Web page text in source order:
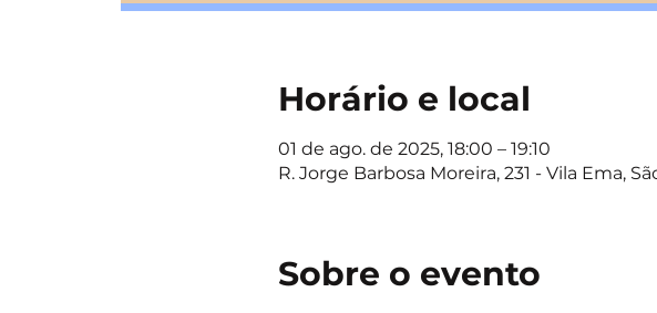
Horário e local
01 de ago. de 2025, 18:00 – 19:10
R. Jorge Barbosa Moreira, 231 - Vila Ema,
Sobre o evento